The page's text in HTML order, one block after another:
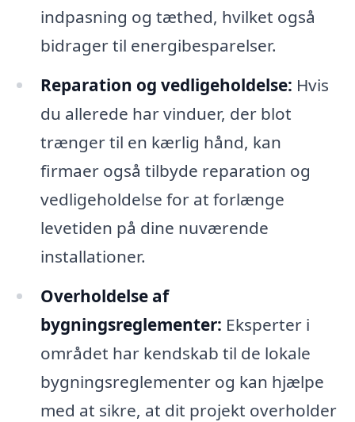
indpasning og tæthed, hvilket også
bidrager til energibesparelser.
Reparation og vedligeholdelse: Hvis
du allerede har vinduer, der blot
trænger til en kærlig hånd, kan
firmaer også tilbyde reparation og
vedligeholdelse for at forlænge
levetiden på dine nuværende
installationer.
Overholdelse af
bygningsreglementer: Eksperter i
området har kendskab til de lokale
bygningsreglementer og kan hjælpe
med at sikre, at dit projekt overholder